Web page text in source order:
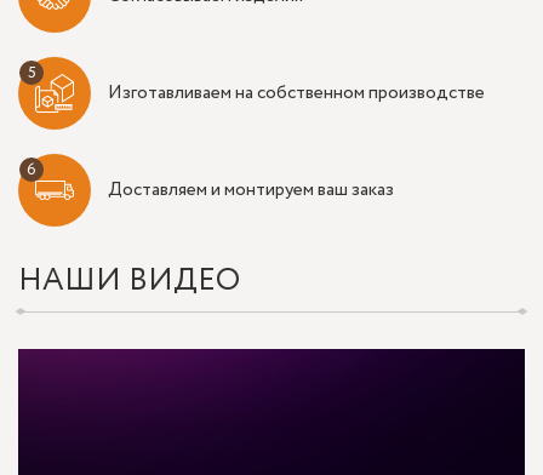
Изготавливаем на собственном производстве
Доставляем и монтируем ваш заказ
НАШИ ВИДЕО